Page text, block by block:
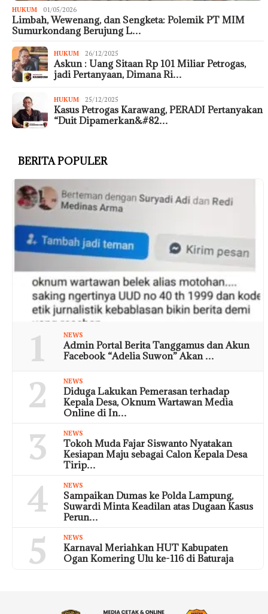
HUKUM 01/05/2026
Limbah, Wewenang, dan Sengketa: Polemik PT MIM
Sumurkondang Berujung L…
HUKUM 26/12/2025
Askun : Uang Sitaan Rp 101 Miliar Petrogas,
jadi Pertanyaan, Dimana Ri…
HUKUM 25/12/2025
Kasus Petrogas Karawang, PERADI Pertanyakan
“Duit Dipamerkan&#82…
BERITA POPULER
1 NEWS
Admin Portal Berita Tanggamus dan Akun
Facebook “Adelia Suwon” Akan …
2 NEWS
Diduga Lakukan Pemerasan terhadap
Kepala Desa, Oknum Wartawan Media
Online di In…
3 NEWS
Tokoh Muda Fajar Siswanto Nyatakan
Kesiapan Maju sebagai Calon Kepala Desa
Tirip…
4 NEWS
Sampaikan Dumas ke Polda Lampung,
Suwardi Minta Keadilan atas Dugaan Kasus
Perun…
5 NEWS
Karnaval Meriahkan HUT Kabupaten
Ogan Komering Ulu ke-116 di Baturaja